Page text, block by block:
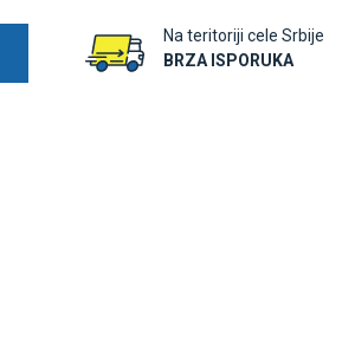
Na teritoriji cele Srbije
BRZA ISPORUKA